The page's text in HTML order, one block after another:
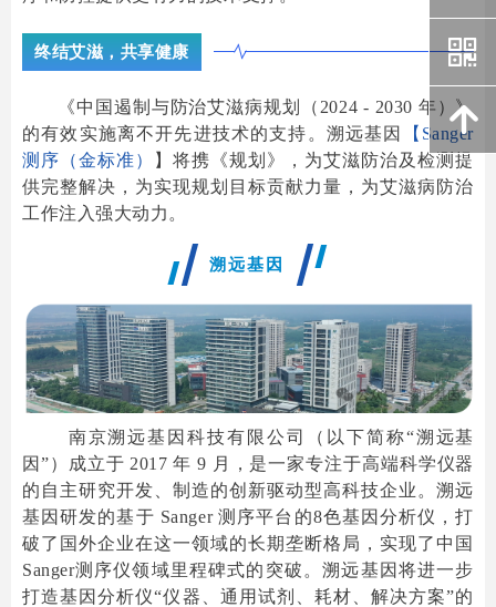
终结艾滋，共享健康
《中国遏制与防治艾滋病规划（2024 - 2030 年）》
的有效实施离不开先进技术的支持。溯远基因
【Sanger
测序（金标准）
】将携《规划》，为艾滋防治及检测提
供完整解决，为实现规划目标贡献力量，为艾滋病防治
工作注入强大动力。
溯远基因
南京溯远基因科技有限公司（以下简称“溯远基
因”）成立于 2017 年 9 月，是一家专注于高端科学仪器
的自主研究开发、制造的创新驱动型高科技企业。溯远
基因研发的基于 Sanger 测序平台的8色基因分析仪，打
破了国外企业在这一领域的长期垄断格局，实现了中国
Sanger测序仪领域里程碑式的突破。溯远基因将进一步
打造基因分析仪“仪器、通用试剂、耗材、解决方案”的
낃
녕
낃
녕